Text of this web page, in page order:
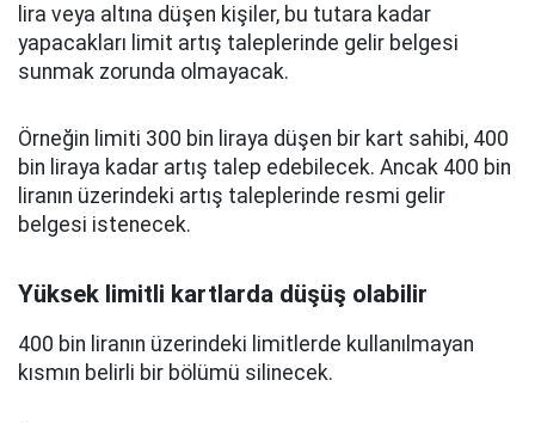
lira veya altına düşen kişiler, bu tutara kadar
yapacakları limit artış taleplerinde gelir belgesi
sunmak zorunda olmayacak.
Örneğin limiti 300 bin liraya düşen bir kart sahibi, 400
bin liraya kadar artış talep edebilecek. Ancak 400 bin
liranın üzerindeki artış taleplerinde resmi gelir
belgesi istenecek.
Yüksek limitli kartlarda düşüş olabilir
400 bin liranın üzerindeki limitlerde kullanılmayan
kısmın belirli bir bölümü silinecek.